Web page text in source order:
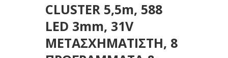
CLUSTER 5,5m, 588
LED 3mm, 31V
ΜΕΤΑΣΧΗΜΑΤΙΣΤΗ, 8